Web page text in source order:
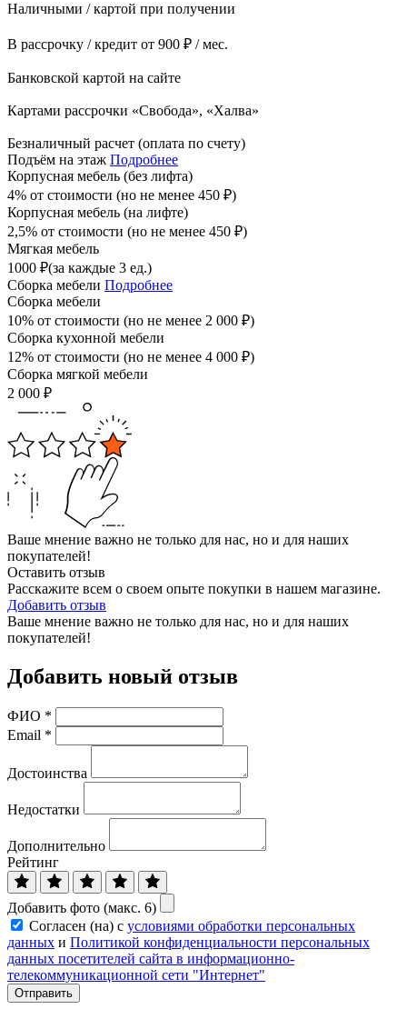
Наличными / картой при получении
В рассрочку / кредит от 900 ₽ / мес.
Банковской картой на сайте
Картами рассрочки «Свобода», «Халва»
Безналичный расчет (оплата по счету)
Подъём на этаж Подробнее
Корпусная мебель (без лифта)
4% от стоимости (но не менее 450 ₽)
Корпусная мебель (на лифте)
2,5% от стоимости (но не менее 450 ₽)
Мягкая мебель
1000 ₽(за каждые 3 ед.)
Сборка мебели Подробнее
Сборка мебели
10% от стоимости (но не менее 2 000 ₽)
Сборка кухонной мебели
12% от стоимости (но не менее 4 000 ₽)
Сборка мягкой мебели
2 000 ₽
Ваше мнение важно не только для нас, но и для наших
покупателей!
Оставить отзыв
Расскажите всем о своем опыте покупки в нашем магазине.
Добавить отзыв
Ваше мнение важно не только для нас, но и для наших
покупателей!
Добавить новый отзыв
ФИО *
Email *
Достоинства
Недостатки
Дополнительно
Рейтинг
Добавить фото (макс. 6)
Согласен (на) с условиями обработки персональных
данных и Политикой конфиденциальности персональных
данных посетителей сайта в информационно-
телекоммуникационной сети "Интернет"
Отправить